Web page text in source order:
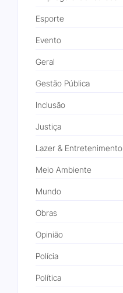
Esporte
Evento
Geral
Gestão Pública
Inclusão
Justiça
Lazer & Entretenimento
Meio Ambiente
Mundo
Obras
Opinião
Polícia
Política